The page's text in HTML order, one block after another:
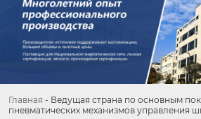
Главная - Ведущая страна по основным
пневматических механизмов управления